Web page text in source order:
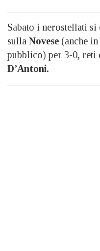
Sabato i nerostellati
sulla Novese (anche
pubblico) per 3-0, reti
D’Antoni.